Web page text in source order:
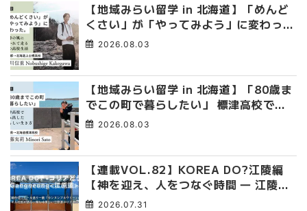
【地域みらい留学 in 北海道】「めんど
くさい」が「やってみよう」に変わっ
た。 十勝の風に吹かれて走る、僕の泥
2026.08.03
【地域みらい留学 in 北海道】「80歳ま
でこの町で暮らしたい」 標津高校で踏
み出した、私らしい生き方
2026.08.03
【連載VOL.82】KOREA DO?江陵編
【神を迎え、人をつなぐ時間 ― 江陵端
午祭 】
2026.07.31